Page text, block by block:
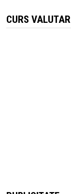
CURS VALUTAR